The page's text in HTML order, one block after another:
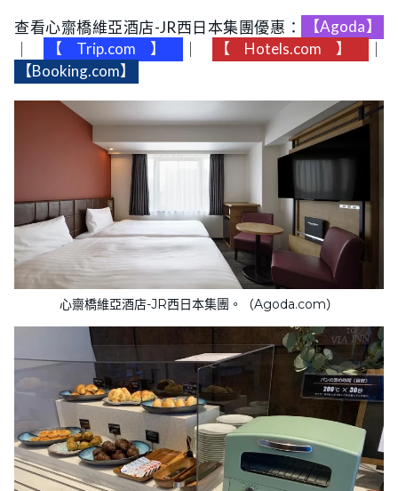
查看心齋橋維亞酒店-JR西日本集團優惠：
【Agoda】
【Trip.com】 【Hotels.com】
【Booking.com】
心齋橋維亞酒店-JR西日本集團。（Agoda.com）